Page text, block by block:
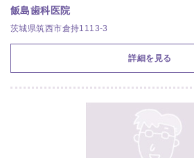
飯島歯科医院
茨城県筑西市倉持1113-3
詳細を見る